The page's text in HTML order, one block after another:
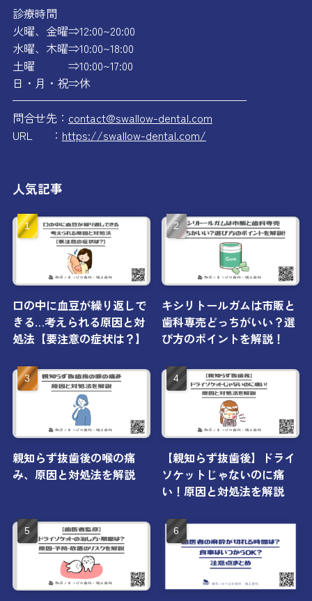
診療時間
火曜、金曜⇒12:00~20:00
水曜、木曜⇒10:00~18:00
土曜 ⇒10:00~17:00
日・月・祝⇒休
—————————————————————
問合せ先： contact@swallow-dental.com
URL ： https://swallow-dental.com/
人気記事
口の中に血豆が繰り返しで
きる…考えられる原因と対
処法【要注意の症状は？】
キシリトールガムは市販と
歯科専売どっちがいい？選
び方のポイントを解説！
親知らず抜歯後の喉の痛
み、原因と対処法を解説
【親知らず抜歯後】ドライ
ソケットじゃないのに痛
い！原因と対処法を解説